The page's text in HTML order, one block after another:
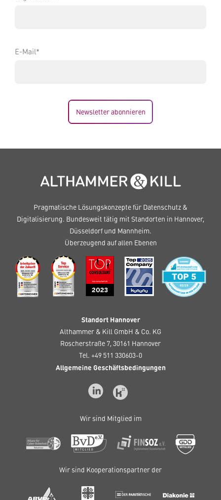
E-Mail*
Newsletter abonnieren
Pragmatische Lösungskonzepte für Datenschutz &
Digitalisierung. Bundesweit tätig mit Standorten in Hannover,
Düsseldorf und Mannheim.
Überzeugend auf allen Ebenen
Standort Hannover
Althammer & Kill GmbH & Co. KG
Roscherstraße 7, 30161 Hannover
Tel. +49 511 330603-0
Allgemeine Geschäftsbedingungen
Wir sind Mitglied im
Wir sind Kooperationspartner der